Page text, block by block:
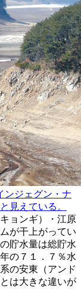
ンジェグン・ナ
見えている。
ョンギ）・江原
が干上がってい
貯水量は総貯水
の７１．７％水
の安東（アンド
は大きな違いが